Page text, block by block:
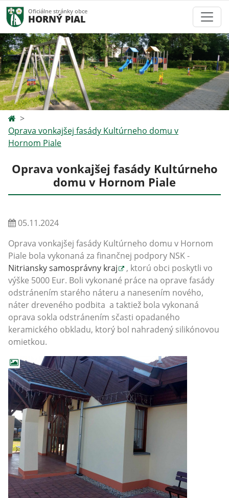
Oficiálne stránky obce
HORNÝ PIAL
Oprava vonkajšej fasády Kultúrneho domu v
Hornom Piale
Oprava vonkajšej fasády Kultúrneho
domu v Hornom Piale
05.11.2024
Oprava vonkajšej fasády Kultúrneho domu v Hornom
Piale bola vykonaná za finančnej podpory NSK -
Nitriansky samosprávny kraj
, ktorú obci poskytli vo
výške 5000 Eur. Boli vykonané práce na oprave fasády
odstránením starého náteru a nanesením nového,
náter dreveného podbita a taktiež bola vykonaná
oprava sokla odstránením sčasti opadaného
keramického obkladu, ktorý bol nahradený silikónovou
omietkou.